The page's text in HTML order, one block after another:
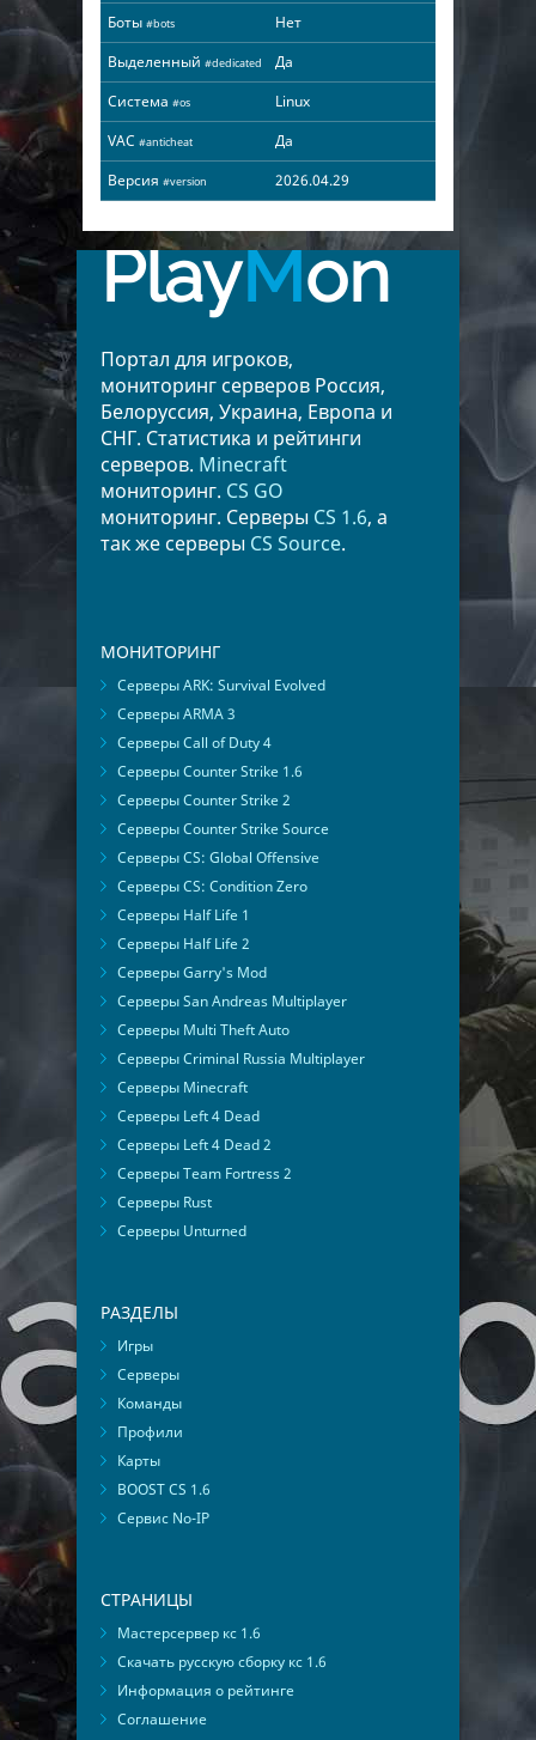
Боты #bots
Нет
Выделенный #dedicated
Да
Система #os
Linux
VAC #anticheat
Да
Версия #version 2026.04.29
PlayMon
Портал для игроков,
мониторинг серверов Россия,
Белоруссия, Украина, Европа и
СНГ. Статистика и рейтинги
серверов. Minecraft
мониторинг. CS GO
мониторинг. Серверы CS 1.6, а
так же серверы CS Source.
МОНИТОРИНГ
Серверы ARK: Survival Evolved
Серверы ARMA 3
Серверы Call of Duty 4
Серверы Counter Strike 1.6
Серверы Counter Strike 2
Серверы Counter Strike Source
Серверы CS: Global Offensive
Серверы CS: Condition Zero
Серверы Half Life 1
Серверы Half Life 2
Серверы Garry's Mod
Серверы San Andreas Multiplayer
Серверы Multi Theft Auto
Серверы Criminal Russia Multiplayer
Серверы Minecraft
Серверы Left 4 Dead
Серверы Left 4 Dead 2
Серверы Team Fortress 2
Серверы Rust
Серверы Unturned
РАЗДЕЛЫ
Игры
Серверы
Команды
Профили
Карты
BOOST CS 1.6
Сервис No-IP
СТРАНИЦЫ
Мастерсервер кс 1.6
Скачать русскую сборку кс 1.6
Информация о рейтинге
Соглашение